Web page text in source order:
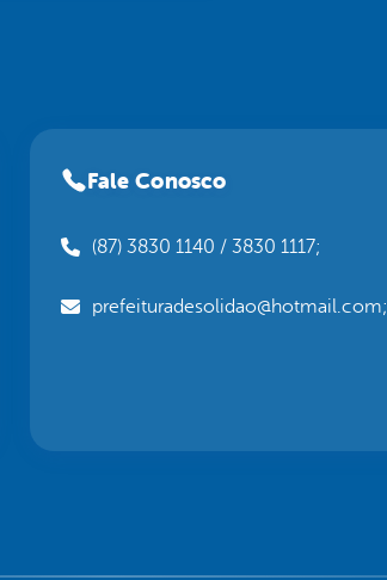
Fale Conosco
(87) 3830 1140 / 3830 1117;
prefeituradesolidao@hotmail.com;